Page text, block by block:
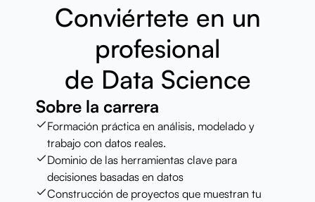
Conviértete en un
profesional
de Data Science
Sobre la carrera
Formación práctica en análisis, modelado y
trabajo con datos reales.
Dominio de las herramientas clave para
decisiones basadas en datos
Construcción de proyectos que muestran tu